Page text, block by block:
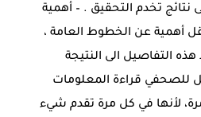
تخدم التحقيق . – أهمية
أهمية عن الخطوط العامة ،
التفاصيل الى النتيجة
للصحفي قراءة المعلومات
لأنها في كل مرة تقدم شيء